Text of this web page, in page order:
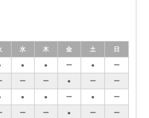
水 木 金 土
日
● ● ー ●
ー
ー ー ● ー
ー
● ● ー ●
ー
ー ー ● ー ー